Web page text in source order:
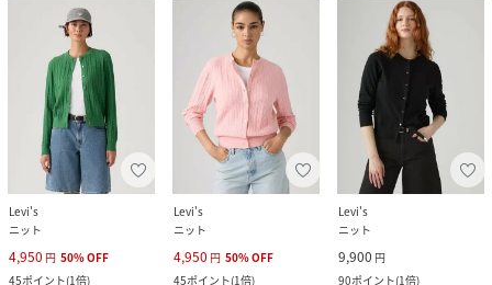
Levi's
ニット
4,950 円 50%OFF
45ポイント(1倍)
Levi's
ニット
4,950 円 50%OFF
45ポイント(1倍)
Levi's
ニット
9,900 円
90ポイント(1倍)